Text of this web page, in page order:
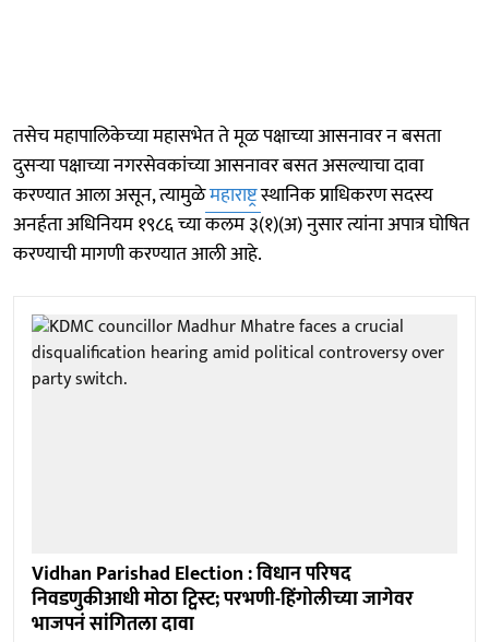
तसेच महापालिकेच्या महासभेत ते मूळ पक्षाच्या आसनावर न बसता
दुसऱ्या पक्षाच्या नगरसेवकांच्या आसनावर बसत असल्याचा दावा
करण्यात आला असून, त्यामुळेमहाराष्ट्रस्थानिक प्राधिकरण सदस्य
अनर्हता अधिनियम १९८६ च्या कलम ३(१)(अ) नुसार त्यांना अपात्र घोषित
करण्याची मागणी करण्यात आली आहे.
Vidhan Parishad Election : विधान परिषद
निवडणुकीआधी मोठा ट्विस्ट; परभणी-हिंगोलीच्या जागेवर
भाजपनं सांगितला दावा